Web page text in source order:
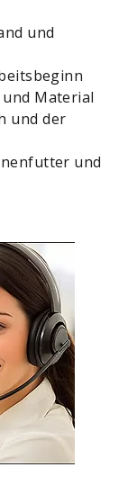
und
Material
und der
und